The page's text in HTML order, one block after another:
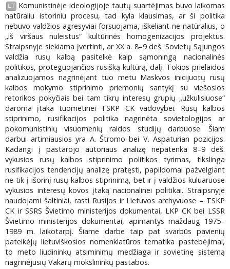
LT
Komunistinėje ideologijoje tautų suartėjimas buvo laikomas
natūraliu istoriniu procesu, tad kyla klausimas, ar ši politika
nebuvo valdžios agresyviai forsuojama, iškeliant ne natūralius, o
„iš viršaus nuleistus“ kultūrinės homogenizacijos projektus.
Straipsnyje siekiama įvertinti, ar XX a. 8–9 deš. Sovietų Sąjungos
valdžia rusų kalbą pasitelkė kaip sąmoningą nacionalinės
politikos, proteguojančios rusišką kultūrą, dalį. Tokios prielaidos
analizuojamos nagrinėjant tuo metu Maskvos inicijuotų rusų
kalbos mokymo stiprinimo priemonių santykį su viešosios
retorikos pokyčiais bei tam tikrų interesų grupių „užkulisiuose“
daroma įtaka tuometinei TSKP CK vadovybei. Rusų kalbos
stiprinimo, rusifikacijos politika nagrinėta sovietologijos ar
pokomunistinių visuomenių raidos studijų darbuose. Šiam
darbui artimiausios yra A. Štromo bei V. Aspaturian pozicijos.
Kadangi į pastarojo autoriaus analizę nepatenka 8–9 deš.
vykusios rusų kalbos stiprinimo politikos tyrimas, tikslinga
rusifikacijos tendencijų analizę pratęsti, papildomai pažvelgiant
ne tik į išorinį rusų kalbos stiprinimą, bet ir į valdžios kuluaruose
vykusios interesų kovos įtaką nacionalinei politikai. Straipsnyje
naudojami šaltiniai, rasti Rusijos ir Lietuvos archyvuose – TSKP
CK ir SSRS Švietimo ministerijos dokumentai, LKP CK bei LSSR
Švietimo ministerijos dokumentai, apimantys maždaug 1975–
1989 m. laikotarpį. Šiame darbe taip pat svarbūs pavienių
pateikėjų lietuviškosios nomenklatūros tematika pastebėjimai,
to meto liudininkų atsiminimų medžiaga ir sovietinę sistemą
nagrinėjusių Vakarų mokslininkų pastabos.